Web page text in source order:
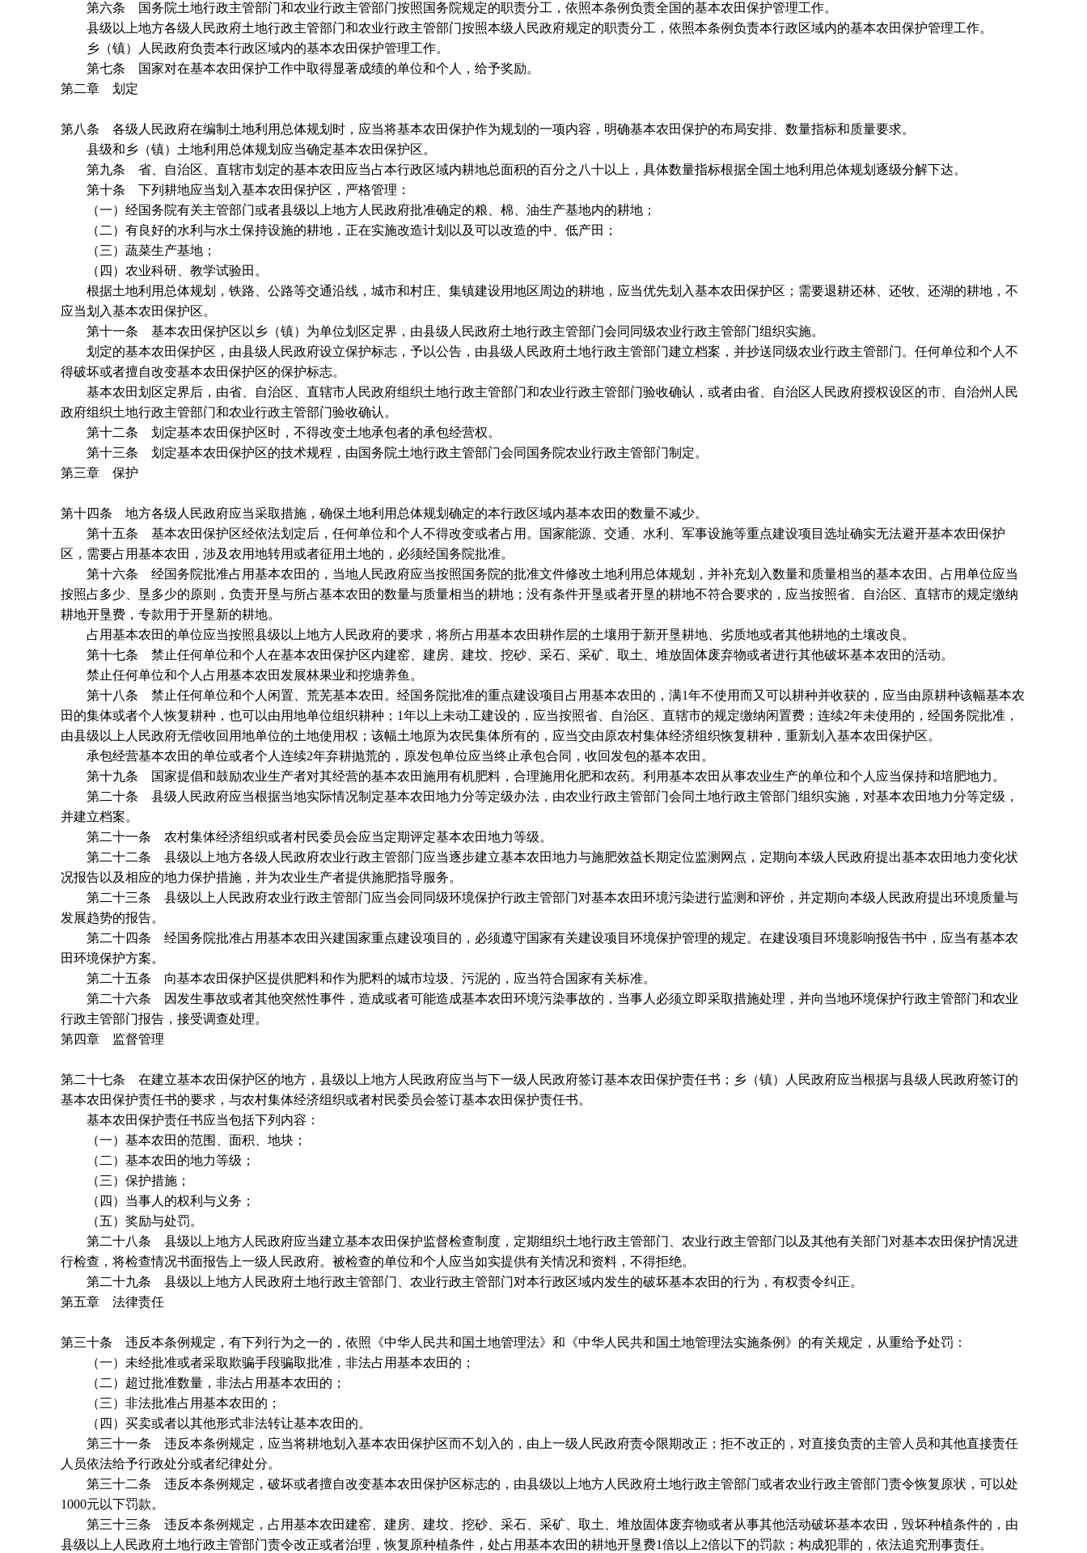
第六条 国务院土地行政主管部门和农业行政主管部门按照国务院规定的职责分工，依照本条例负责全国的基本农田保护管理工作。
县级以上地方各级人民政府土地行政主管部门和农业行政主管部门按照本级人民政府规定的职责分工，依照本条例负责本行政区域内的基本农田保护管理工作。
乡（镇）人民政府负责本行政区域内的基本农田保护管理工作。
第七条 国家对在基本农田保护工作中取得显著成绩的单位和个人，给予奖励。
第二章 划定
第八条 各级人民政府在编制土地利用总体规划时，应当将基本农田保护作为规划的一项内容，明确基本农田保护的布局安排、数量指标和质量要求。
县级和乡（镇）土地利用总体规划应当确定基本农田保护区。
第九条 省、自治区、直辖市划定的基本农田应当占本行政区域内耕地总面积的百分之八十以上，具体数量指标根据全国土地利用总体规划逐级分解下达。
第十条 下列耕地应当划入基本农田保护区，严格管理：
（一）经国务院有关主管部门或者县级以上地方人民政府批准确定的粮、棉、油生产基地内的耕地；
（二）有良好的水利与水土保持设施的耕地，正在实施改造计划以及可以改造的中、低产田；
（三）蔬菜生产基地；
（四）农业科研、教学试验田。
根据土地利用总体规划，铁路、公路等交通沿线，城市和村庄、集镇建设用地区周边的耕地，应当优先划入基本农田保护区；需要退耕还林、还牧、还湖的耕地，不
应当划入基本农田保护区。
第十一条 基本农田保护区以乡（镇）为单位划区定界，由县级人民政府土地行政主管部门会同同级农业行政主管部门组织实施。
划定的基本农田保护区，由县级人民政府设立保护标志，予以公告，由县级人民政府土地行政主管部门建立档案，并抄送同级农业行政主管部门。任何单位和个人不
得破坏或者擅自改变基本农田保护区的保护标志。
基本农田划区定界后，由省、自治区、直辖市人民政府组织土地行政主管部门和农业行政主管部门验收确认，或者由省、自治区人民政府授权设区的市、自治州人民
政府组织土地行政主管部门和农业行政主管部门验收确认。
第十二条 划定基本农田保护区时，不得改变土地承包者的承包经营权。
第十三条 划定基本农田保护区的技术规程，由国务院土地行政主管部门会同国务院农业行政主管部门制定。
第三章 保护
第十四条 地方各级人民政府应当采取措施，确保土地利用总体规划确定的本行政区域内基本农田的数量不减少。
第十五条 基本农田保护区经依法划定后，任何单位和个人不得改变或者占用。国家能源、交通、水利、军事设施等重点建设项目选址确实无法避开基本农田保护
区，需要占用基本农田，涉及农用地转用或者征用土地的，必须经国务院批准。
第十六条 经国务院批准占用基本农田的，当地人民政府应当按照国务院的批准文件修改土地利用总体规划，并补充划入数量和质量相当的基本农田。占用单位应当
按照占多少、垦多少的原则，负责开垦与所占基本农田的数量与质量相当的耕地；没有条件开垦或者开垦的耕地不符合要求的，应当按照省、自治区、直辖市的规定缴纳
耕地开垦费，专款用于开垦新的耕地。
占用基本农田的单位应当按照县级以上地方人民政府的要求，将所占用基本农田耕作层的土壤用于新开垦耕地、劣质地或者其他耕地的土壤改良。
第十七条 禁止任何单位和个人在基本农田保护区内建窑、建房、建坟、挖砂、采石、采矿、取土、堆放固体废弃物或者进行其他破坏基本农田的活动。
禁止任何单位和个人占用基本农田发展林果业和挖塘养鱼。
第十八条 禁止任何单位和个人闲置、荒芜基本农田。经国务院批准的重点建设项目占用基本农田的，满1年不使用而又可以耕种并收获的，应当由原耕种该幅基本农
田的集体或者个人恢复耕种，也可以由用地单位组织耕种；1年以上未动工建设的，应当按照省、自治区、直辖市的规定缴纳闲置费；连续2年未使用的，经国务院批准，
由县级以上人民政府无偿收回用地单位的土地使用权；该幅土地原为农民集体所有的，应当交由原农村集体经济组织恢复耕种，重新划入基本农田保护区。
承包经营基本农田的单位或者个人连续2年弃耕抛荒的，原发包单位应当终止承包合同，收回发包的基本农田。
第十九条 国家提倡和鼓励农业生产者对其经营的基本农田施用有机肥料，合理施用化肥和农药。利用基本农田从事农业生产的单位和个人应当保持和培肥地力。
第二十条 县级人民政府应当根据当地实际情况制定基本农田地力分等定级办法，由农业行政主管部门会同土地行政主管部门组织实施，对基本农田地力分等定级，
并建立档案。
第二十一条 农村集体经济组织或者村民委员会应当定期评定基本农田地力等级。
第二十二条 县级以上地方各级人民政府农业行政主管部门应当逐步建立基本农田地力与施肥效益长期定位监测网点，定期向本级人民政府提出基本农田地力变化状
况报告以及相应的地力保护措施，并为农业生产者提供施肥指导服务。
第二十三条 县级以上人民政府农业行政主管部门应当会同同级环境保护行政主管部门对基本农田环境污染进行监测和评价，并定期向本级人民政府提出环境质量与
发展趋势的报告。
第二十四条 经国务院批准占用基本农田兴建国家重点建设项目的，必须遵守国家有关建设项目环境保护管理的规定。在建设项目环境影响报告书中，应当有基本农
田环境保护方案。
第二十五条 向基本农田保护区提供肥料和作为肥料的城市垃圾、污泥的，应当符合国家有关标准。
第二十六条 因发生事故或者其他突然性事件，造成或者可能造成基本农田环境污染事故的，当事人必须立即采取措施处理，并向当地环境保护行政主管部门和农业
行政主管部门报告，接受调查处理。
第四章 监督管理
第二十七条 在建立基本农田保护区的地方，县级以上地方人民政府应当与下一级人民政府签订基本农田保护责任书；乡（镇）人民政府应当根据与县级人民政府签订的
基本农田保护责任书的要求，与农村集体经济组织或者村民委员会签订基本农田保护责任书。
基本农田保护责任书应当包括下列内容：
（一）基本农田的范围、面积、地块；
（二）基本农田的地力等级；
（三）保护措施；
（四）当事人的权利与义务；
（五）奖励与处罚。
第二十八条 县级以上地方人民政府应当建立基本农田保护监督检查制度，定期组织土地行政主管部门、农业行政主管部门以及其他有关部门对基本农田保护情况进
行检查，将检查情况书面报告上一级人民政府。被检查的单位和个人应当如实提供有关情况和资料，不得拒绝。
第二十九条 县级以上地方人民政府土地行政主管部门、农业行政主管部门对本行政区域内发生的破坏基本农田的行为，有权责令纠正。
第五章 法律责任
第三十条 违反本条例规定，有下列行为之一的，依照《中华人民共和国土地管理法》和《中华人民共和国土地管理法实施条例》的有关规定，从重给予处罚：
（一）未经批准或者采取欺骗手段骗取批准，非法占用基本农田的；
（二）超过批准数量，非法占用基本农田的；
（三）非法批准占用基本农田的；
（四）买卖或者以其他形式非法转让基本农田的。
第三十一条 违反本条例规定，应当将耕地划入基本农田保护区而不划入的，由上一级人民政府责令限期改正；拒不改正的，对直接负责的主管人员和其他直接责任
人员依法给予行政处分或者纪律处分。
第三十二条 违反本条例规定，破坏或者擅自改变基本农田保护区标志的，由县级以上地方人民政府土地行政主管部门或者农业行政主管部门责令恢复原状，可以处
1000元以下罚款。
第三十三条 违反本条例规定，占用基本农田建窑、建房、建坟、挖砂、采石、采矿、取土、堆放固体废弃物或者从事其他活动破坏基本农田，毁坏种植条件的，由
县级以上人民政府土地行政主管部门责令改正或者治理，恢复原种植条件，处占用基本农田的耕地开垦费1倍以上2倍以下的罚款；构成犯罪的，依法追究刑事责任。